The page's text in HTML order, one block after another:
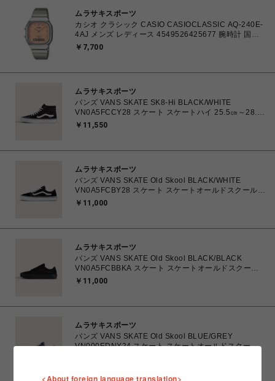
ムラサキスポーツ
カシオ クラシック CASIO CASIOCLASSIC AQ-240E-
4AJ メンズ レディース 4549526425677 腕時計 国内
正規品 【 北海道/沖縄/離島 着払い】
￥7,700
ムラサキスポーツ
バンズ VANS SKATE SK8-Hi BLACK/WHITE
VN0A5FCCY28 スケート スケートハイ 25.5㎝～28.0
㎝ スニーカー メンズ シューズ 0194905568090 【送
￥11,550
ムラサキスポーツ
バンズ VANS SKATE Old Skool BLACK/WHITE
VN0A5FCBY28 スケート スケートオールドスクール
23.5㎝～28.0㎝ スニーカー メンズ レディース シュー
￥11,000
ムラサキスポーツ
バンズ VANS SKATE Old Skool BLACK/BLACK
VN0A5FCBBKA スケート スケートオールドスクール
26.0㎝～28.0㎝ スニーカー メンズ シューズ
￥11,000
ムラサキスポーツ
バンズ VANS SKATE Old Skool BLUE/GREY
VN000EDNY24 スケート スケートオールドスクール
く】
<About foreign language translation>